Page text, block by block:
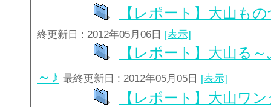
【レポート】大山も
終更新日 : 2012年05月06日 [表示]
【レポート】大山る
～♪ 最終更新日 : 2012年05月05日 [表示]
【レポート】大山ワ